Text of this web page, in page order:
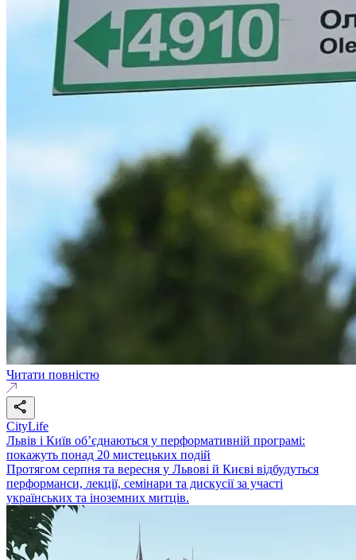
Читати повністю
CityLife
Львів і Київ об’єднаються у перформативній програмі:
покажуть понад 20 мистецьких подій
Протягом серпня та вересня у Львові й Києві відбудуться
перформанси, лекції, семінари та дискусії за участі
українських та іноземних митців.